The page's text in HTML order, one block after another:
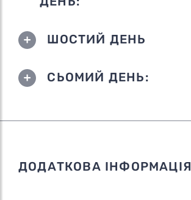
ШОСТИЙ ДЕНЬ
СЬОМИЙ ДЕНЬ:
ДОДАТКОВА ІНФОРМАЦІЯ